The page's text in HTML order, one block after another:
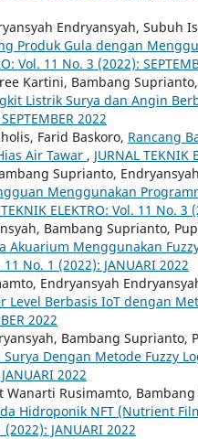
Endryansyah, Subuh
Produk Gula dengan
Vol. 11 No. 3 (2022):
Kartini, Bambang
Listrik Surya dan Angin
2022
Farid Baskoro, Rancang
Air Tawar , JURNAL TEKNIK
Suprianto,
Menggunakan
TEKNIK ELEKTRO: Vol. 11 No. 3
Bambang Suprianto,
Akuarium Menggunakan
11 No. 1 (2022): JANUARI 2022
Endryansyah
Level Berbasis IoT dengan
2022
Bambang Suprianto,
Dengan Metode Fuzzy
2022
Rusimamto,
Hidroponik NFT (Nutrient
(2022): JANUARI 2022